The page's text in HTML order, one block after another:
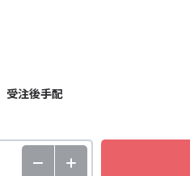
受注後手配